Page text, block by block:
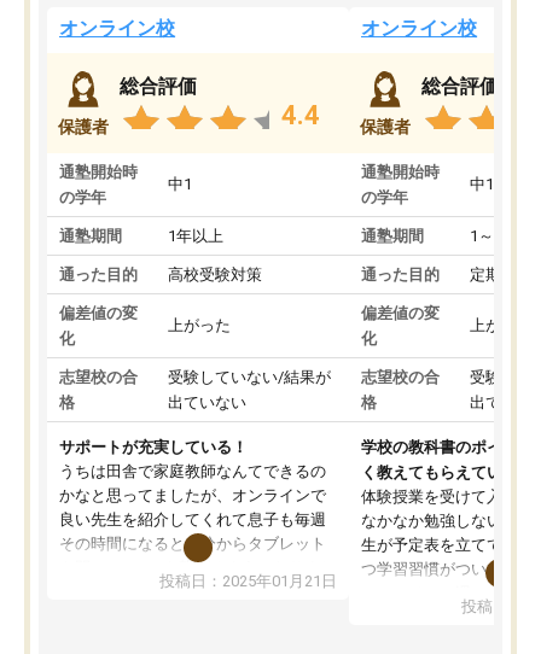
オンライン校
保護者
総合評価
4.4
通塾開始時
の学年
中1
通塾期間 1年以上
通った目的 高校受験対策
偏差値の変
化
上がった
志望校の合
格
受験していない/結果が
出ていない
サポートが充実している！
うちは田舎で家庭教師なんてできるの
かなと思ってましたが、オンラインで
良い先生を紹介してくれて息子も毎週
その時間になると自分からタブレット
を開いてzoomを繋げるようになりまし
た！5科目なんでもOKなのもとても気
投稿日：2025年01月21日
オンライン校
保護者
総合評価
通塾開始時
の学年
中1
通塾期間 1～3ヵ月
通った目的 定期テス
偏差値の変
化
上がった
志望校の合
格
受験して
出ていな
学校の教科書のポイント
く教えてもらえている
体験授業を受けて入塾し
なかなか勉強しない息子
生が予定表を立ててくれ
つ学習習慣がついてきま
指導が無い日も予定表
投稿日：